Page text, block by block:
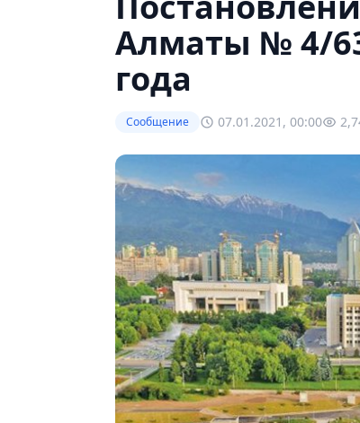
Алматы № 4/
года
Сообщение 07.01.2021, 00:00